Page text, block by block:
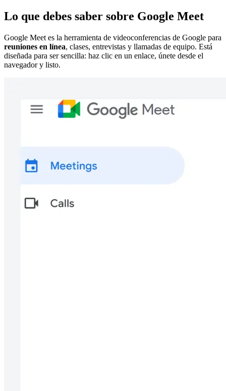
Lo que debes saber sobre Google Meet
Google Meet es la herramienta de videoconferencias de Google para
reuniones en línea, clases, entrevistas y llamadas de equipo. Está
diseñada para ser sencilla: haz clic en un enlace, únete desde el
navegador y listo.